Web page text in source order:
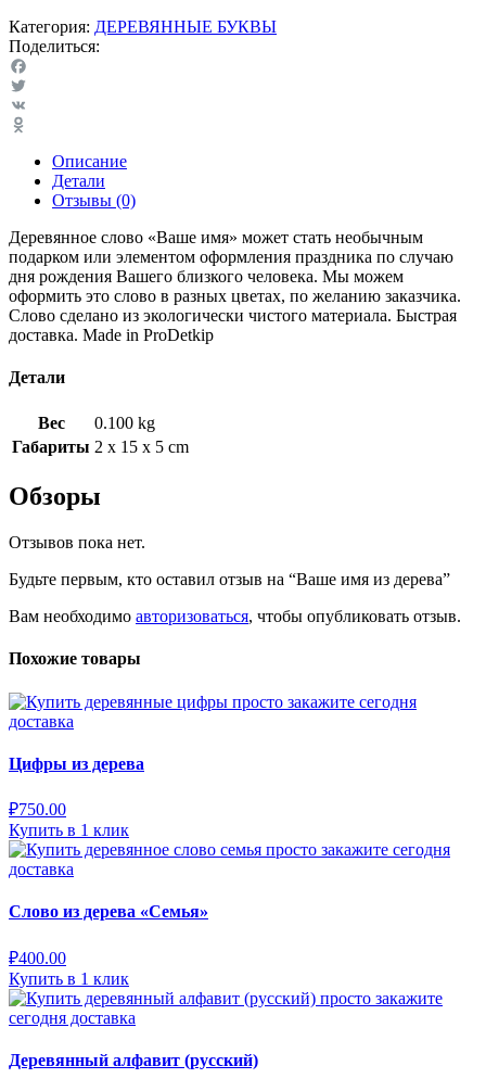
Категория: ДЕРЕВЯННЫЕ БУКВЫ
Поделиться:
Facebook
Twitter
VK
Описание
Детали
Отзывы (0)
Деревянное слово «Ваше имя» может стать необычным
подарком или элементом оформления праздника по случаю
дня рождения Вашего близкого человека. Мы можем
оформить это слово в разных цветах, по желанию заказчика.
Слово сделано из экологически чистого материала. Быстрая
доставка. Made in ProDetkiр
Детали
Вес
0.100 kg
Габариты 2 x 15 x 5 cm
Обзоры
Отзывов пока нет.
Будьте первым, кто оставил отзыв на “Ваше имя из дерева”
Вам необходимо авторизоваться, чтобы опубликовать отзыв.
Похожие товары
Цифры из дерева
₽750.00
Купить в 1 клик
Слово из дерева «Семья»
₽400.00
Купить в 1 клик
Деревянный алфавит (русский)